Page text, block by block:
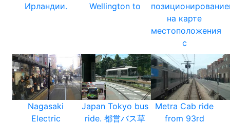
Ирландии.
Wellington to
на карте
местоположения
с
Nagasaki
Electric
Japan Tokyo bus
ride. 都営バス草
Metra Cab ride
from 93rd